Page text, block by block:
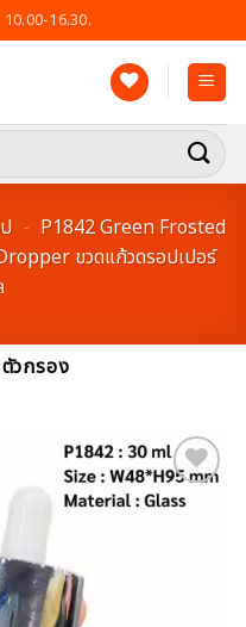
16.30.
- P1842 Green Frosted
ขวดแก้วดรอปเปอร์
วกรอง